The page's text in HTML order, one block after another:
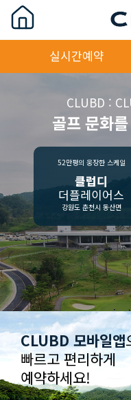
실시간예약
CLUBD :
골프 문화
52만평의 웅장한 스케일
클럽디
더플레이어스
강원도 춘천시 동산면
CLUBD 모바일앱
빠르고 편리하게
예약하세요!